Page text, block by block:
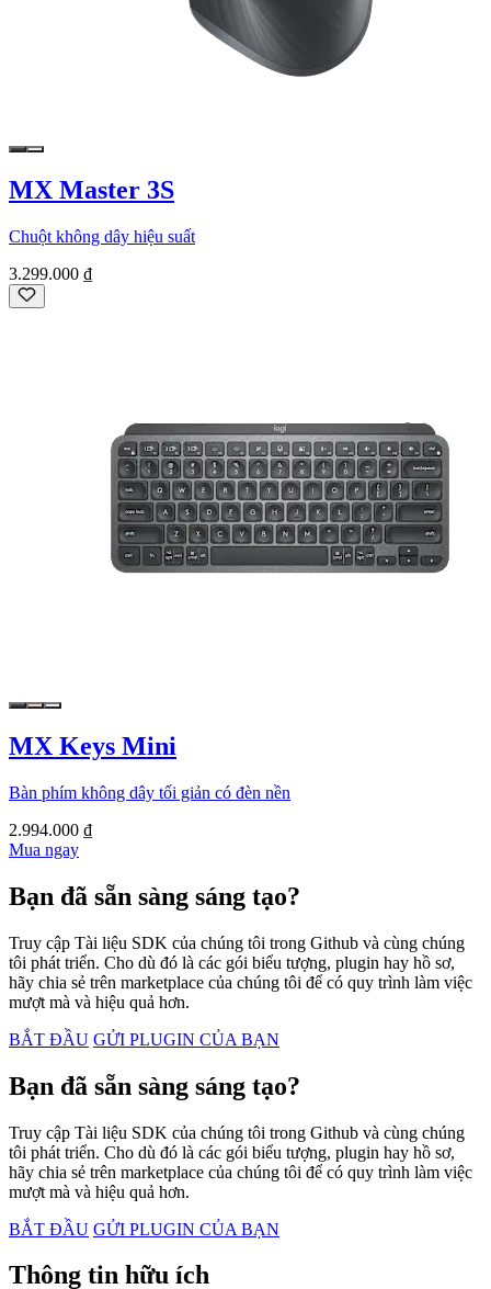
MX Master 3S
Chuột không dây hiệu suất
3.299.000 ₫
MX Keys Mini
Bàn phím không dây tối giản có đèn nền
2.994.000 ₫
Mua ngay
Bạn đã sẵn sàng sáng tạo?
Truy cập Tài liệu SDK của chúng tôi trong Github và cùng chúng
tôi phát triển. Cho dù đó là các gói biểu tượng, plugin hay hồ sơ,
hãy chia sẻ trên marketplace của chúng tôi để có quy trình làm việc
mượt mà và hiệu quả hơn.
BẮT ĐẦU GỬI PLUGIN CỦA BẠN
Bạn đã sẵn sàng sáng tạo?
Truy cập Tài liệu SDK của chúng tôi trong Github và cùng chúng
tôi phát triển. Cho dù đó là các gói biểu tượng, plugin hay hồ sơ,
hãy chia sẻ trên marketplace của chúng tôi để có quy trình làm việc
mượt mà và hiệu quả hơn.
BẮT ĐẦU GỬI PLUGIN CỦA BẠN
Thông tin hữu ích